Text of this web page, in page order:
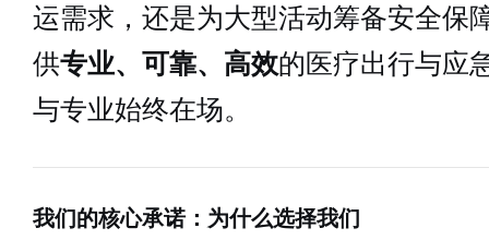
运需求，还是为大型活动筹备安全保
供专业、可靠、高效的医疗出行与应
与专业始终在场。
我们的核心承诺：为什么选择我们